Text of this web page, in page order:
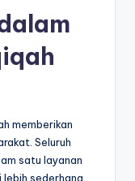
memberikan
Seluruh
satu layanan
sederhana.